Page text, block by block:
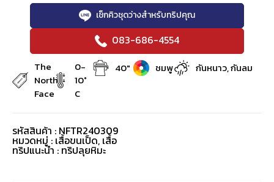
เช็กคิวชุดว่างสำหรับทริปคุณ
083-686-4554
The
North
Face
0-
10°
C
40" ชมพู กันหนาว, กันลม
รหัสสินค้า : NFTR240309
หมวดหมู่ : เสื้อขนเป็ด, เสื้อ
ทริปแนะนำ : ทริปลุยหิมะ